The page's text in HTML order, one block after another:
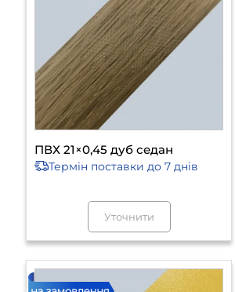
ПВХ 21×0,45 дуб седан
Термін поставки до 7 днів
Уточнити